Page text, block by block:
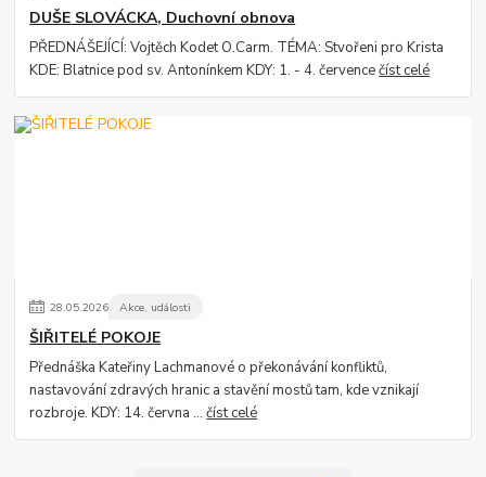
DUŠE SLOVÁCKA, Duchovní obnova
PŘEDNÁŠEJÍCÍ: Vojtěch Kodet O.Carm. TÉMA: Stvořeni pro Krista
KDE: Blatnice pod sv. Antonínkem KDY: 1. - 4. červencečíst celé
28.05.2026 Akce, události
ŠIŘITELÉ POKOJE
Přednáška Kateřiny Lachmanové o překonávání konfliktů,
nastavování zdravých hranic a stavění mostů tam, kde vznikají
rozbroje. KDY: 14. června ...číst celé